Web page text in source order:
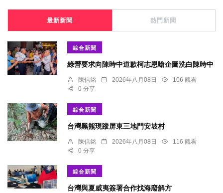
最新新聞 熱門新聞
綜合新聞
綠營要求向陳時中道歉柯志恩嗆企圖洗白陳時中
陳信銘 2026年八月08日
106 觀看
0 分享
綜合新聞
台灣黑熊現蹤屏東三地門安坡村
陳信銘 2026年八月08日
116 觀看
0 分享
綜合新聞
台灣與夏威夷簽署合作找海廢解方